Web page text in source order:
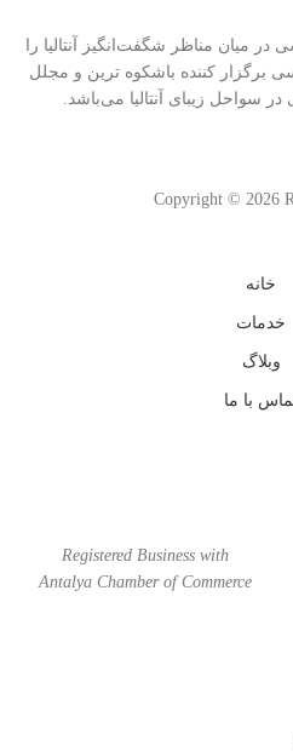
میان مناظر شگفت‌انگیز آنتالیا را
برگزار کننده باشکوه ترین و مجلل
زیبای آنتالیا می‌باشد.
Copyright © 2026
خانه
خدمات
وبلاگ
با ما
Registered Business with
Antalya Chamber of Commerce